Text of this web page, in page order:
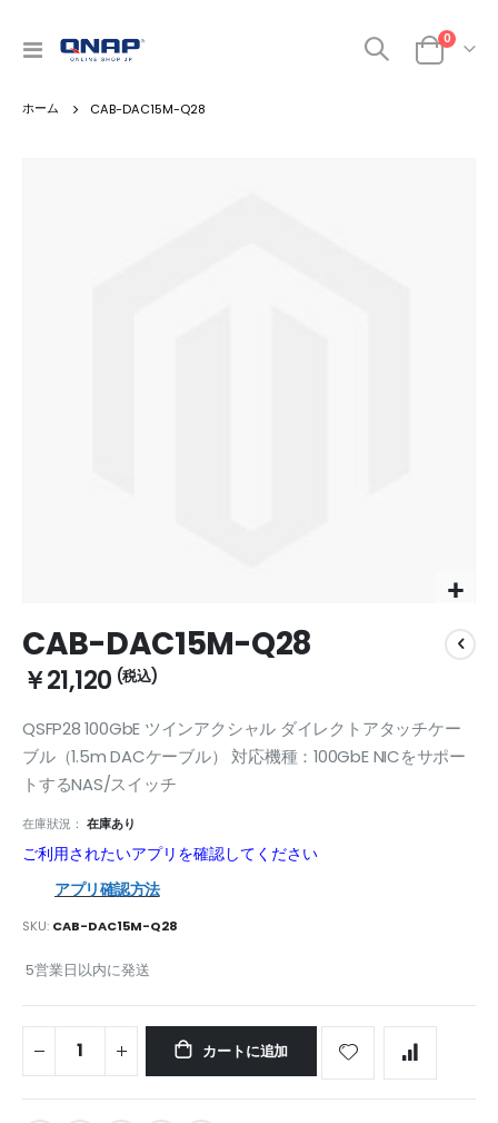
ナ
呼
カート
0商品
CAB-DAC15M-Q28
to
the
beginning
the
images
gallery
CAB-DAC15M-Q28
￥21,120
QSFP28 100GbE ツインアクシャル ダイレクトアタッチケー
ブル（1.5m DACケーブル） 対応機種：100GbE NICをサポー
トするNAS/スイッチ
在庫狀況： 在庫あり
ご利用されたいアプリを確認してください
アプリ確認方法
SKU CAB-DAC15M-Q28
5営業日以内に発送
カートに追加